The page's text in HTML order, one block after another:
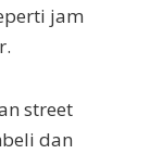
jam
street
dan